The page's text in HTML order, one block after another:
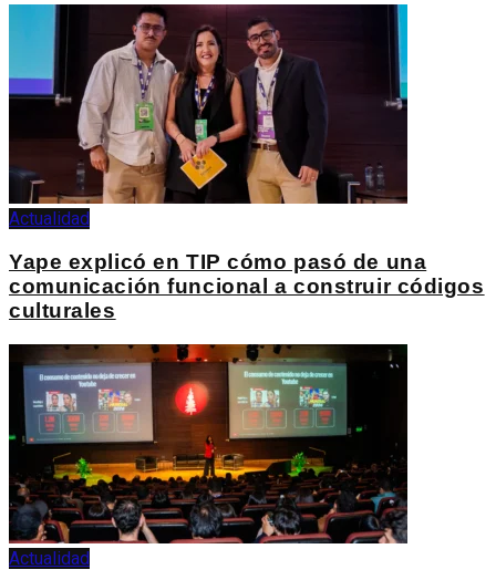
Actualidad
Yape explicó en TIP cómo pasó de una
comunicación funcional a construir códigos
culturales
Actualidad